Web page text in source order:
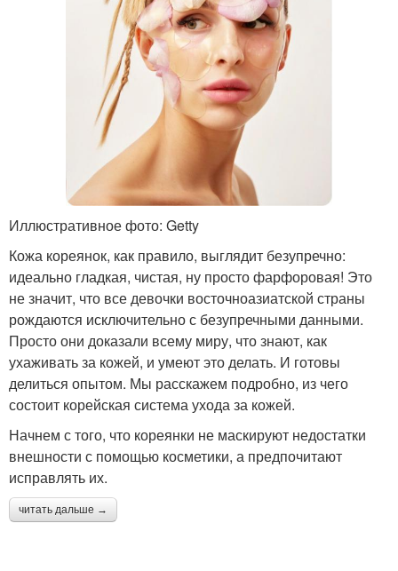
Иллюстративное фото: Getty
Кожа кореянок, как правило, выглядит безупречно:
идеально гладкая, чистая, ну просто фарфоровая! Это
не значит, что все девочки восточноазиатской страны
рождаются исключительно с безупречными данными.
Просто они доказали всему миру, что знают, как
ухаживать за кожей, и умеют это делать. И готовы
делиться опытом. Мы расскажем подробно, из чего
состоит корейская система ухода за кожей.
Начнем с того, что кореянки не маскируют недостатки
внешности с помощью косметики, а предпочитают
исправлять их.
читать дальше →